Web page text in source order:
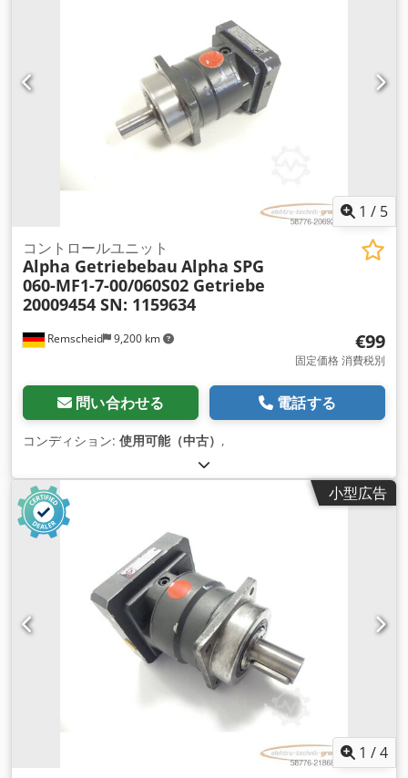
1 / 5
Remscheid 9,200 km
コントロールユニット
Alpha Getriebebau Alpha SPG
060-MF1-7-00/060S02 Getriebe
20009454 SN: 1159634
€99
固定価格 消費税別
問い合わせる 電話する
コンディション: 使用可能（中古） ,
小型広告
1 /4